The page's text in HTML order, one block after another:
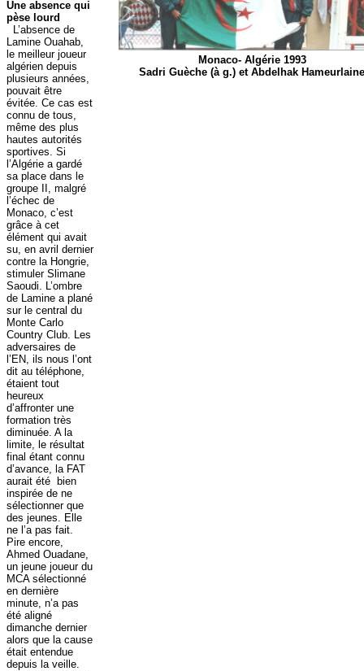
Une absence qui
pèse lourd
L’absence de
Lamine Ouahab,
le meilleur joueur
algérien depuis
plusieurs années,
pouvait être
évitée. Ce cas est
connu de tous,
même des plus
hautes autorités
sportives. Si
l’Algérie a gardé
sa place dans le
groupe II, malgré
l’échec de
Monaco, c’est
grâce à cet
élément qui avait
su, en avril dernier
contre la Hongrie,
stimuler Slimane
Saoudi. L’ombre
de Lamine a plané
sur le central du
Monte Carlo
Country Club. Les
adversaires de
l’EN, ils nous l’ont
dit au téléphone,
étaient tout
heureux
d’affronter une
formation très
diminuée. A la
limite, le résultat
final étant connu
d’avance, la FAT
aurait été bien
inspirée de ne
sélectionner que
des jeunes. Elle
ne l’a pas fait.
Pire encore,
Ahmed Ouadane,
un jeune joueur du
MCA sélectionné
en dernière
minute, n’a pas
été aligné
dimanche dernier
alors que la cause
était entendue
depuis la veille.
Monaco- Algérie 1993
Sadri Guèche (à g.) et Abdelhak Hameurlaine